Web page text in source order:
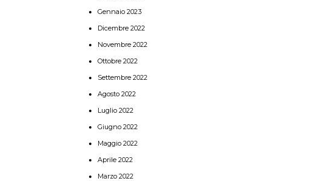
Gennaio 2023
Dicembre 2022
Novembre 2022
Ottobre 2022
Settembre 2022
Agosto 2022
Luglio 2022
Giugno 2022
Maggio 2022
Aprile 2022
Marzo 2022